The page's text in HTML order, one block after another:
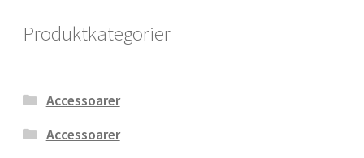
Produktkategorier
Accessoarer
Accessoarer